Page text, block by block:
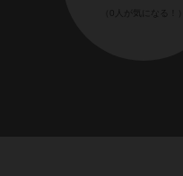
（0人が気になる！）